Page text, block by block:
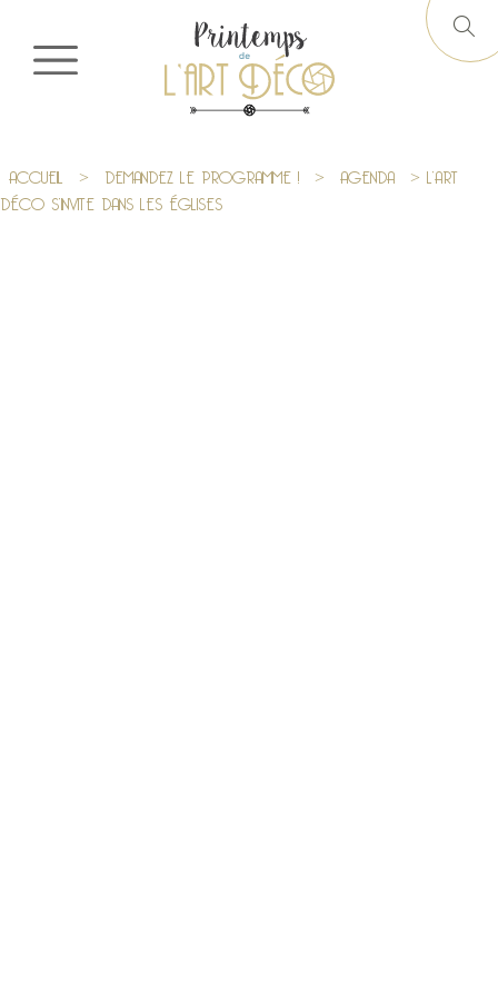
ACCUEIL > DEMANDEZ LE PROGRAMME ! > AGENDA > L’ART
DÉCO S’INVITE DANS LES ÉGLISES